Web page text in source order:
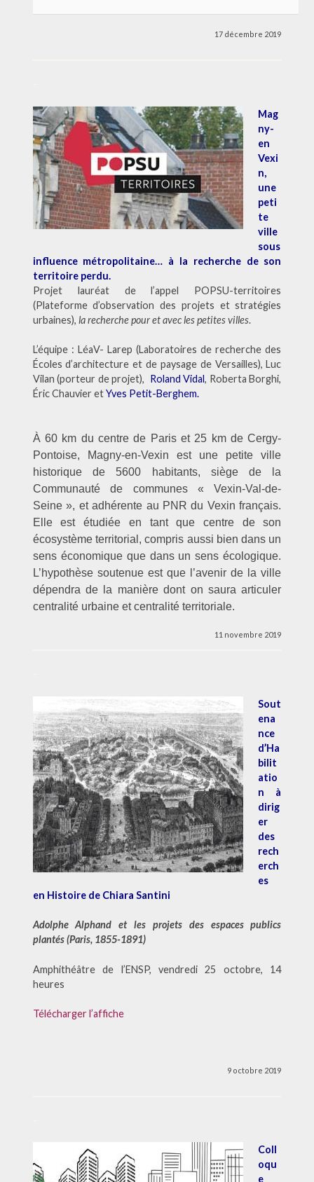
17 décembre 2019
Mag
ny-
en
Vexi
n,
une
peti
te
ville
sous
influence métropolitaine… à la recherche de son
territoire perdu.
Projet lauréat de l’appel POPSU-territoires
(Plateforme d’observation des projets et stratégies
urbaines), la recherche pour et avec les petites villes.
L’équipe : LéaV- Larep (Laboratoires de recherche des
Écoles d’architecture et de paysage de Versailles), Luc
Vilan (porteur de projet), Roland Vidal, Roberta Borghi,
Éric Chauvier etYves Petit-Berghem.
À 60 km du centre de Paris et 25 km de Cergy-
Pontoise, Magny-en-Vexin est une petite ville
historique de 5600 habitants, siège de la
Communauté de communes « Vexin-Val-de-
Seine », et adhérente au PNR du Vexin français.
Elle est étudiée en tant que centre de son
écosystème territorial, compris aussi bien dans un
sens économique que dans un sens écologique.
L’hypothèse soutenue est que l’avenir de la ville
dépendra de la manière dont on saura articuler
centralité urbaine et centralité territoriale.
11 novembre 2019
Sout
ena
nce
d’Ha
bilit
atio
n à
dirig
er
des
rech
erch
es
en Histoire de Chiara Santini
Adolphe Alphand et les projets des espaces publics
plantés (Paris, 1855-1891)
Amphithéâtre de l’ENSP, vendredi 25 octobre, 14
heures
Télécharger l’affiche
9 octobre 2019
Coll
oqu
e